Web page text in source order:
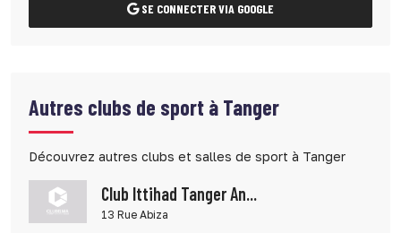
SE CONNECTER VIA GOOGLE
Autres clubs de sport à Tanger
Découvrez autres clubs et salles de sport à Tanger
Club Ittihad Tanger An...
13 Rue Abiza